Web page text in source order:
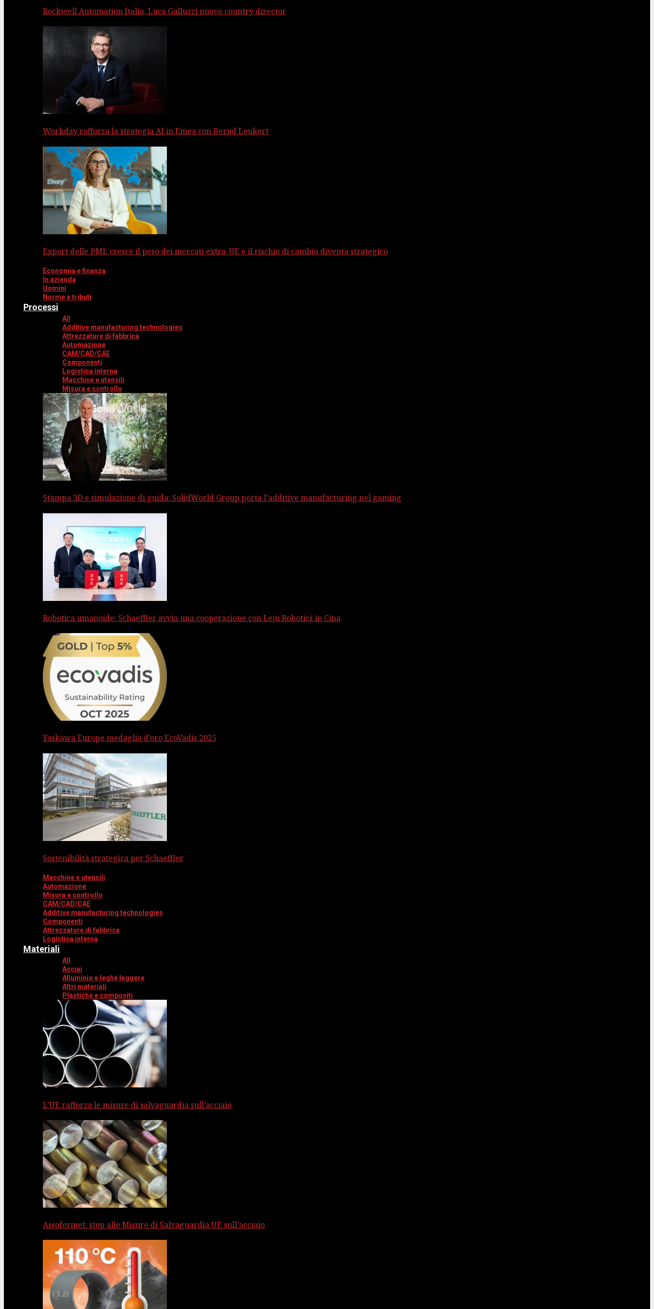
Rockwell Automation Italia, Luca Galluzzi nuovo country director
Workday rafforza la strategia AI in Emea con Bernd Leukert
Export delle PMI: cresce il peso dei mercati extra-UE e il rischio di cambio diventa strategico
Economia e finanza
In azienda
Uomini
Norme e tributi
Processi
All
Additive manufacturing technologies
Attrezzature di fabbrica
Automazione
CAM/CAD/CAE
Componenti
Logistica interna
Macchine e utensili
Misura e controllo
Stampa 3D e simulazione di guida: SolidWorld Group porta l’additive manufacturing nel gaming
Robotica umanoide: Schaeffler avvia una cooperazione con Leju Robotics in Cina
Yaskawa Europe medaglia d’oro EcoVadis 2025
Sostenibilità strategica per Schaeffler
Macchine e utensili
Automazione
Misura e controllo
CAM/CAD/CAE
Additive manufacturing technologies
Componenti
Attrezzature di fabbrica
Logistica interna
Materiali
All
Acciai
Alluminio e leghe leggere
Altri materiali
Plastiche e compositi
L’UE rafforza le misure di salvaguardia sull’acciaio
Assofermet: stop alle Misure di Salvaguardia UE sull’acciaio